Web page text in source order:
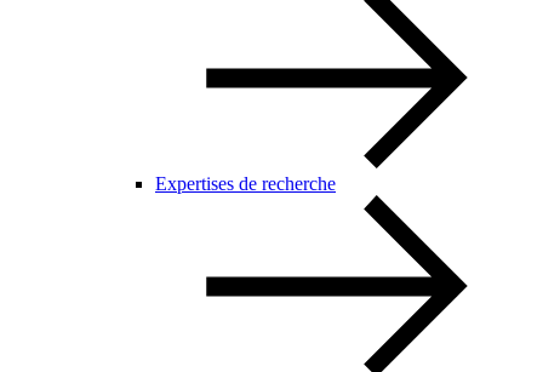
Expertises de recherche